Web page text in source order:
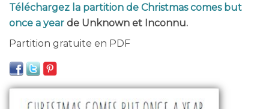
Téléchargez la partition de Christmas comes but
once a year de Unknown et Inconnu.
Partition gratuite en PDF